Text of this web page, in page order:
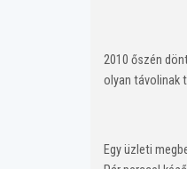
2010 őszén
olyan távolinak
Egy üzleti